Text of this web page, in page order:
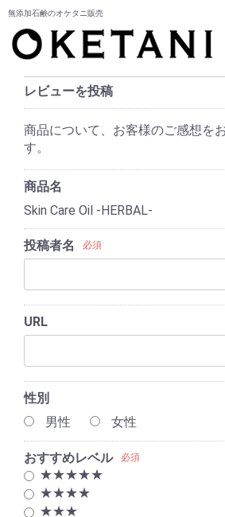
無添加石鹸のオケタニ販売
レビューを投稿
商品について、お客様のご感想を
す。
商品名
Skin Care Oil -HERBAL-
投稿者名 必須
URL
性別
男性
女性
おすすめレベル 必須
★★★★★
★★★★
★★★